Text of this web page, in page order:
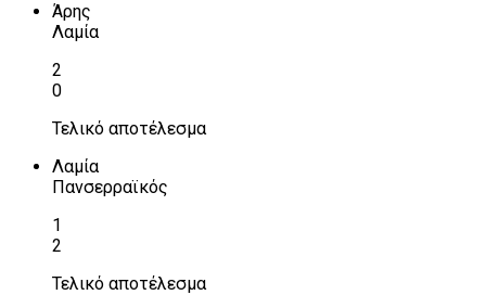
Άρης
Λαμία
2
0
Τελικό αποτέλεσμα
Λαμία
Πανσερραϊκός
1
2
Τελικό αποτέλεσμα